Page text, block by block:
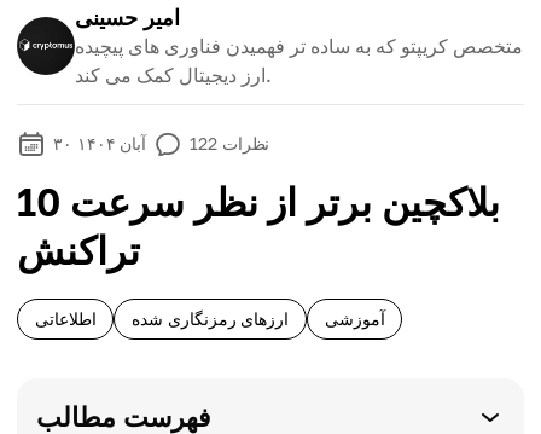
امیر حسینی
متخصص کریپتو که به ساده تر فهمیدن فناوری های پیچیده
ارز دیجیتال کمک می کند.
۳۰ آبان ۱۴۰۴ 122 نظرات
10 بلاکچین برتر از نظر سرعت
تراکنش
اطلاعاتی ارزهای رمزنگاری شده آموزشی
فهرست مطالب